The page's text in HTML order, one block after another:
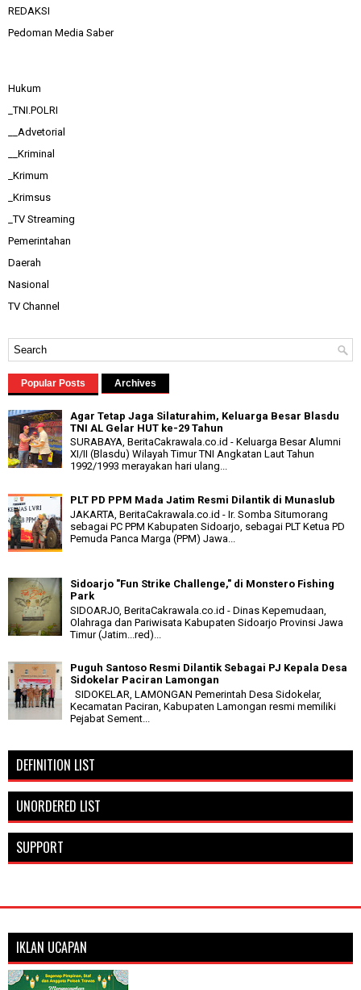
REDAKSI
Pedoman Media Saber
Hukum
_TNI.POLRI
__Advetorial
__Kriminal
_Krimum
_Krimsus
_TV Streaming
Pemerintahan
Daerah
Nasional
TV Channel
Popular Posts Archives
Agar Tetap Jaga Silaturahim, Keluarga Besar Blasdu
TNI AL Gelar HUT ke-29 Tahun
SURABAYA, BeritaCakrawala.co.id - Keluarga Besar Alumni
XI/II (Blasdu) Wilayah Timur TNI Angkatan Laut Tahun
1992/1993 merayakan hari ulang...
PLT PD PPM Mada Jatim Resmi Dilantik di Munaslub
JAKARTA, BeritaCakrawala.co.id - Ir. Somba Situmorang
sebagai PC PPM Kabupaten Sidoarjo, sebagai PLT Ketua PD
Pemuda Panca Marga (PPM) Jawa...
Sidoarjo "Fun Strike Challenge," di Monstero Fishing
Park
SIDOARJO, BeritaCakrawala.co.id - Dinas Kepemudaan,
Olahraga dan Pariwisata Kabupaten Sidoarjo Provinsi Jawa
Timur (Jatim...red)...
Puguh Santoso Resmi Dilantik Sebagai PJ Kepala Desa
Sidokelar Paciran Lamongan
SIDOKELAR, LAMONGAN Pemerintah Desa Sidokelar,
Kecamatan Paciran, Kabupaten Lamongan resmi memiliki
Pejabat Sement...
DEFINITION LIST
UNORDERED LIST
SUPPORT
IKLAN UCAPAN